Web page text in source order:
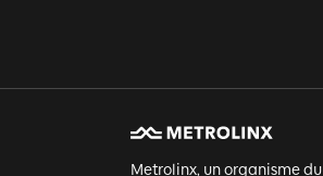
Metrolinx, un organisme du